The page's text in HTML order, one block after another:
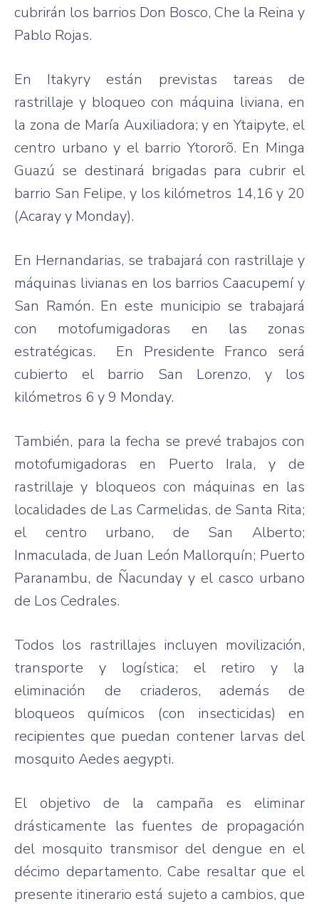
cubrirán los barrios Don Bosco, Che la Reina y
Pablo Rojas.
En Itakyry están previstas tareas de
rastrillaje y bloqueo con máquina liviana, en
la zona de María Auxiliadora; y en Ytaipyte, el
centro urbano y el barrio Ytororõ. En Minga
Guazú se destinará brigadas para cubrir el
barrio San Felipe, y los kilómetros 14,16 y 20
(Acaray y Monday).
En Hernandarias, se trabajará con rastrillaje y
máquinas livianas en los barrios Caacupemí y
San Ramón. En este municipio se trabajará
con motofumigadoras en las zonas
estratégicas. En Presidente Franco será
cubierto el barrio San Lorenzo, y los
kilómetros 6 y 9 Monday.
También, para la fecha se prevé trabajos con
motofumigadoras en Puerto Irala, y de
rastrillaje y bloqueos con máquinas en las
localidades de Las Carmelidas, de Santa Rita;
el centro urbano, de San Alberto;
Inmaculada, de Juan León Mallorquín; Puerto
Paranambu, de Ñacunday y el casco urbano
de Los Cedrales.
Todos los rastrillajes incluyen movilización,
transporte y logística; el retiro y la
eliminación de criaderos, además de
bloqueos químicos (con insecticidas) en
recipientes que puedan contener larvas del
mosquito Aedes aegypti.
El objetivo de la campaña es eliminar
drásticamente las fuentes de propagación
del mosquito transmisor del dengue en el
décimo departamento. Cabe resaltar que el
presente itinerario está sujeto a cambios, que